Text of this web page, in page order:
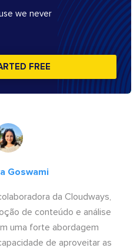
we never
FREE
Goswami
da Cloudways,
de conteúdo e análise
uma forte abordagem
de aproveitar as